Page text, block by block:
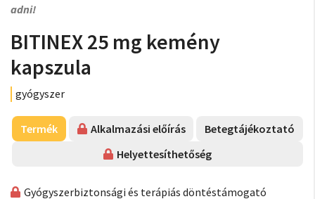
adni!
BITINEX 25 mg kemény
kapszula
gyógyszer
Termék Alkalmazási előírás
Betegtájékoztató
Helyettesíthetőség
Gyógyszerbiztonsági és terápiás döntéstámogató